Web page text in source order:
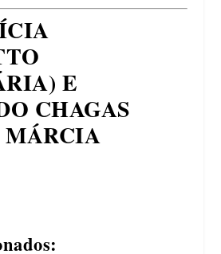
E
CHAGAS
MÁRCIA